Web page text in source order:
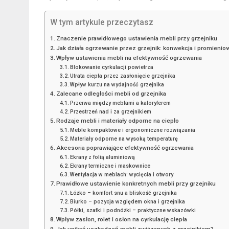
W tym artykule przeczytasz
Znaczenie prawidłowego ustawienia mebli przy grzejniku
Jak działa ogrzewanie przez grzejnik: konwekcja i
Wpływ ustawienia mebli na efektywność ogrzewania
Blokowanie cyrkulacji powietrza
Utrata ciepła przez zasłonięcie grzejnika
Wpływ kurzu na wydajność grzejnika
Zalecane odległości mebli od grzejnika
Przerwa między meblami a kaloryferem
Przestrzeń nad i za grzejnikiem
Rodzaje mebli i materiały odporne na ciepło
Meble kompaktowe i ergonomiczne rozwiązania
Materiały odporne na wysoką temperaturę
Akcesoria poprawiające efektywność ogrzewania
Ekrany z folią aluminiową
Ekrany termiczne i maskownice
Wentylacja w meblach: wycięcia i otwory
Prawidłowe ustawienie konkretnych mebli przy grzejniku
Łóżko – komfort snu a bliskość grzejnika
Biurko – pozycja względem okna i grzejnika
Półki, szafki i podnóżki – praktyczne wskazówki
Wpływ zasłon, rolet i osłon na cyrkulację ciepła